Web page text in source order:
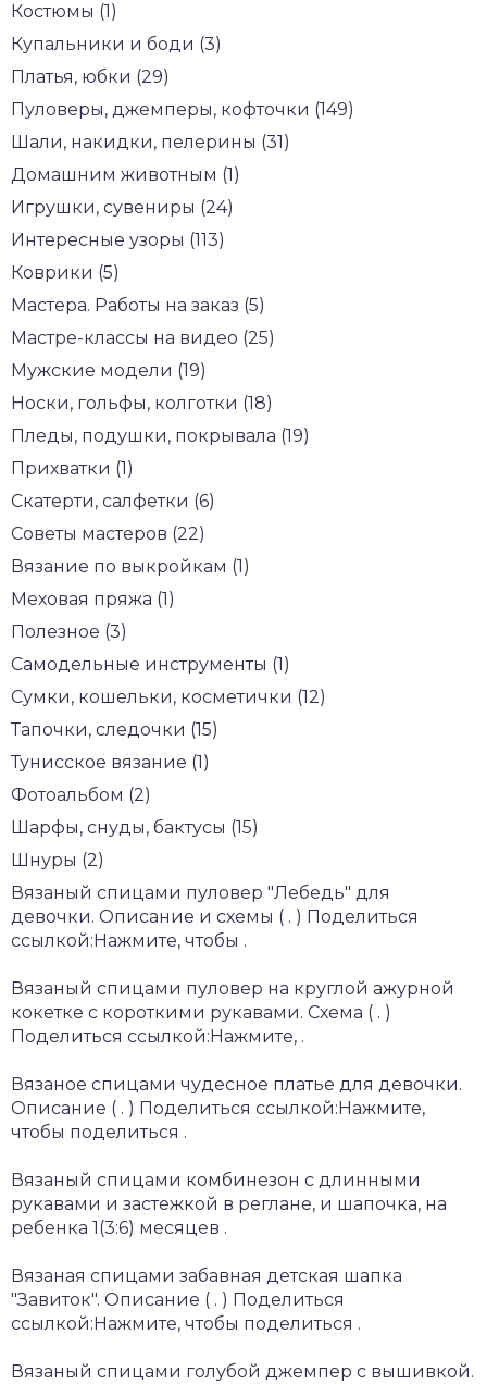
Костюмы (1)
Купальники и боди (3)
Платья, юбки (29)
Пуловеры, джемперы, кофточки (149)
Шали, накидки, пелерины (31)
Домашним животным (1)
Игрушки, сувениры (24)
Интересные узоры (113)
Коврики (5)
Мастера. Работы на заказ (5)
Мастре-классы на видео (25)
Мужские модели (19)
Носки, гольфы, колготки (18)
Пледы, подушки, покрывала (19)
Прихватки (1)
Скатерти, салфетки (6)
Советы мастеров (22)
Вязание по выкройкам (1)
Меховая пряжа (1)
Полезное (3)
Самодельные инструменты (1)
Сумки, кошельки, косметички (12)
Тапочки, следочки (15)
Тунисское вязание (1)
Фотоальбом (2)
Шарфы, снуды, бактусы (15)
Шнуры (2)
Вязаный спицами пуловер "Лебедь" для
девочки. Описание и схемы ( . ) Поделиться
ссылкой:Нажмите, чтобы .
Вязаный спицами пуловер на круглой ажурной
кокетке с короткими рукавами. Схема ( . )
Поделиться ссылкой:Нажмите, .
Вязаное спицами чудесное платье для девочки.
Описание ( . ) Поделиться ссылкой:Нажмите,
чтобы поделиться .
Вязаный спицами комбинезон с длинными
рукавами и застежкой в реглане, и шапочка, на
ребенка 1(3:6) месяцев .
Вязаная спицами забавная детская шапка
"Завиток". Описание ( . ) Поделиться
ссылкой:Нажмите, чтобы поделиться .
Вязаный спицами голубой джемпер с вышивкой.